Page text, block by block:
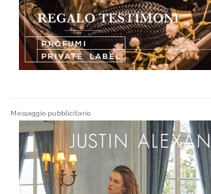
Messaggio pubblicitario